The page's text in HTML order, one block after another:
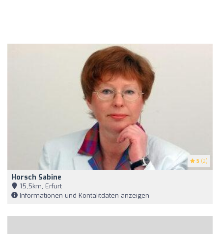
5 (2)
Horsch Sabine
15,5km, Erfurt
Informationen und Kontaktdaten anzeigen